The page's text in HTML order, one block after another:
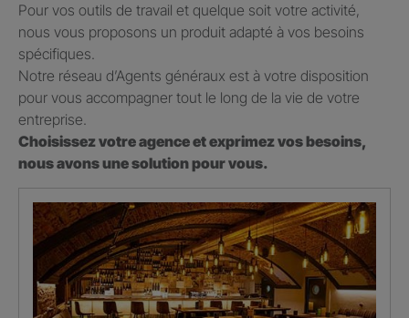
Pour vos outils de travail et quelque soit votre activité,
nous vous proposons un produit adapté à vos besoins
spécifiques.
Notre réseau d’Agents généraux est à votre disposition
pour vous accompagner tout le long de la vie de votre
entreprise.
Choisissez votre agence et exprimez vos besoins,
nous avons une solution pour vous.